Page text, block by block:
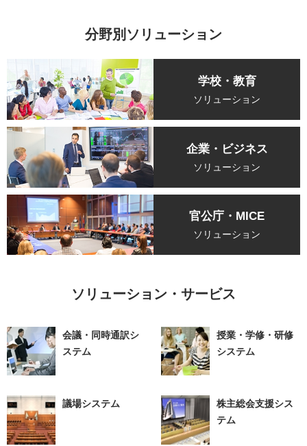
分野別ソリューション
学校・教育
ソリューション
企業・ビジネス
ソリューション
官公庁・MICE
ソリューション
ソリューション・サービス
会議・同時通訳シ
ステム
授業・学修・研修
システム
議場システム
株主総会支援シス
テム